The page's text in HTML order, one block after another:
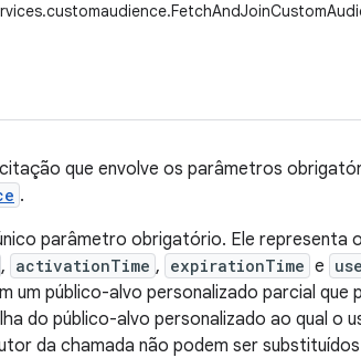
que envolve os parâmetros
.
parâmetro obrigatório. Ele representa
, activationTime , expirationTime e
um público-alvo personalizado parcial
do público-alvo personalizado ao qual o
da chamada não podem ser